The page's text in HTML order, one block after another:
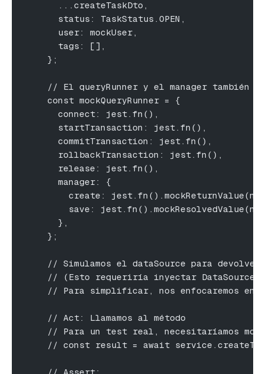
      ...createTaskDto,
      status: TaskStatus.OPEN,
      user: mockUser,
      tags: [],
    };
// El queryRunner y el manager también
    const mockQueryRunner = {
      connect: jest.fn(),
      startTransaction: jest.fn(),
      commitTransaction: jest.fn(),
      rollbackTransaction: jest.fn(),
      release: jest.fn(),
      manager: {
create:
save:
      },
    };
// Simulamos el dataSource para
// (Esto requeriría inyectar DataSource
// Para simplificar, nos enfocaremos en
    // Act: Llamamos al método
// Para un test real, necesitaríamos
// const result = await
    // Assert: